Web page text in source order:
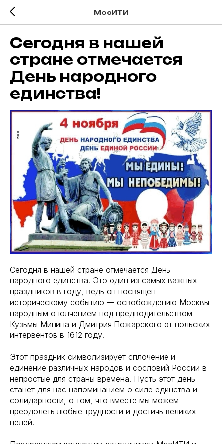
МосИТИ
Сегодня в нашей
стране отмечается
День народного
единства!
Сегодня в нашей стране отмечается День
народного единства. Это один из самых важных
праздников в году, ведь он посвящен
историческому событию — освобождению Москвы
народным ополчением под предводительством
Кузьмы Минина и Дмитрия Пожарского от польских
интервентов в 1612 году.
Этот праздник символизирует сплочение и
единение различных народов и сословий России в
непростые для страны времена. Пусть этот день
станет для нас напоминанием о силе единства и
солидарности, о том, что вместе мы можем
преодолеть любые трудности и достичь великих
целей.